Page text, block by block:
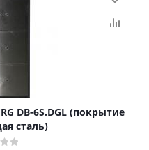
DB-6S.DGL (покрытие
сталь)